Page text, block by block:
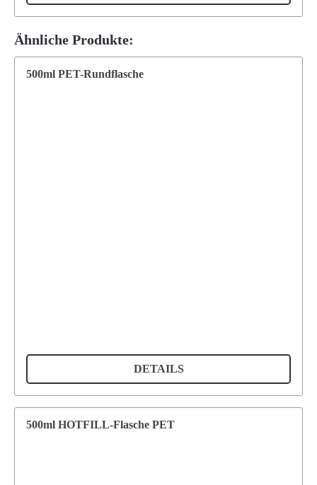
Ähnliche Produkte:
500ml PET-Rundflasche
DETAILS
500ml HOTFILL-Flasche PET